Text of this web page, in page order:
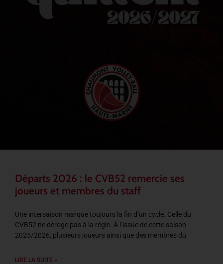
Départs 2026 : le CVB52 remercie ses
joueurs et membres du staff
Une intersaison marque toujours la fin d’un cycle. Celle du
CVB52 ne déroge pas à la règle. À l’issue de cette saison
2025/2026, plusieurs joueurs ainsi que des membres du
LIRE LA SUITE »